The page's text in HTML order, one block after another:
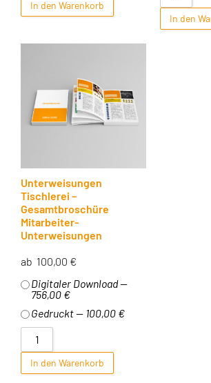
In den Warenkorb
In den
Unterweisungen
Tischlerei –
Gesamtbroschüre
Mitarbeiter-
Unterweisungen
ab 100,00 €
Digitaler Download —
756,00 €
Gedruckt — 100,00 €
In den Warenkorb